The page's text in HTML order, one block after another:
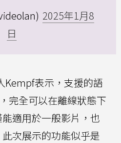
2025年1月8
日
Kempf表示，支援的語
完全可以在離線狀態下
適用於一般影片，也
次展示的功能似乎是